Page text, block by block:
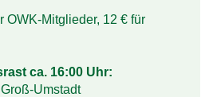
OWK-Mitglieder, 12 € für
ca. 16:00 Uhr:
Umstadt